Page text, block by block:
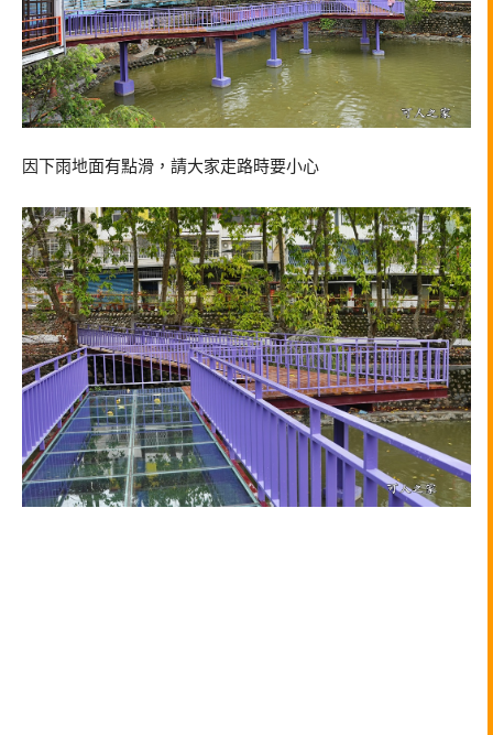
因下雨地面有點滑，請大家走路時要小心